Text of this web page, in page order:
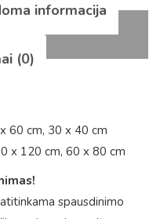
informacija
(0)
60 cm, 30 x 40 cm
x 120 cm, 60 x 80 cm
spausdinimo